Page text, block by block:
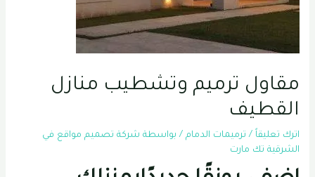
مقاول ترميم وتشطيب منازل
القطيف
اترك تعليقاً / ترميمات الدمام / بواسطة شركة تصميم مواقع في
الشرقية تك مارت